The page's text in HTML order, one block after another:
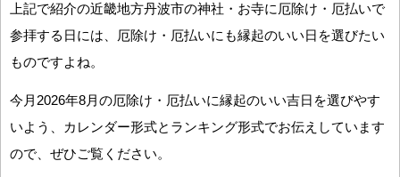
上記で紹介の近畿地方丹波市の神社・お寺に厄除け・厄払いで
参拝する日には、厄除け・厄払いにも縁起のいい日を選びたい
ものですよね。
今月2026年8月の厄除け・厄払いに縁起のいい吉日を選びやす
いよう、カレンダー形式とランキング形式でお伝えしています
ので、ぜひご覧ください。